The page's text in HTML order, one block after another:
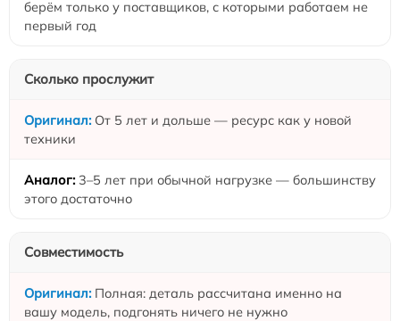
берём только у поставщиков, с которыми работаем не
первый год
Сколько прослужит
От 5 лет и дольше — ресурс как у новой
техники
3–5 лет при обычной нагрузке — большинству
этого достаточно
Совместимость
Полная: деталь рассчитана именно на
вашу модель, подгонять ничего не нужно